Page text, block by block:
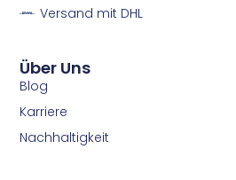
k
a
Über Uns
Blog
Karriere
Nachhaltigkeit
Versand mit DHL